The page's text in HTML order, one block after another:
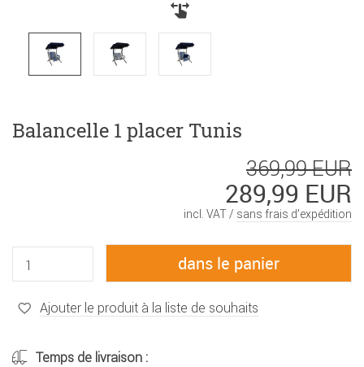
Balancelle 1 placer Tunis
369,99 EUR
289,99 EUR
incl. VAT / sans frais d’expédition
Ajouter le produit à la liste de souhaits
Temps de livraison :